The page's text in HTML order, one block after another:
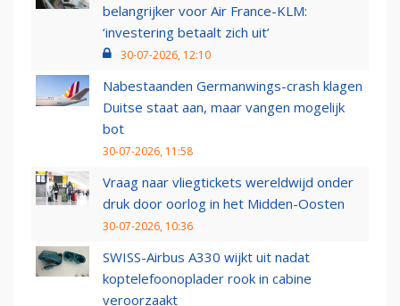
belangrijker voor Air France-KLM:
‘investering betaalt zich uit’
30-07-2026, 12:10
Nabestaanden Germanwings-crash klagen
Duitse staat aan, maar vangen mogelijk
bot
30-07-2026, 11:58
Vraag naar vliegtickets wereldwijd onder
druk door oorlog in het Midden-Oosten
30-07-2026, 10:36
SWISS-Airbus A330 wijkt uit nadat
koptelefoonoplader rook in cabine
veroorzaakt